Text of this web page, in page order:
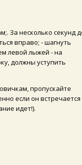
За несколько секунд
вправо; - шагнуть
левой лыжей - на
должны уступить
пропускайте
если он встречается
идет!).